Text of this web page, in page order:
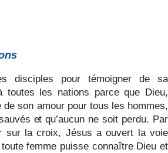
disciples pour témoigner de sa
toutes les nations parce que Dieu,
de son amour pour tous les hommes,
et qu’aucun ne soit perdu. Par
sur la croix, Jésus a ouvert la voie
femme puisse connaître Dieu et